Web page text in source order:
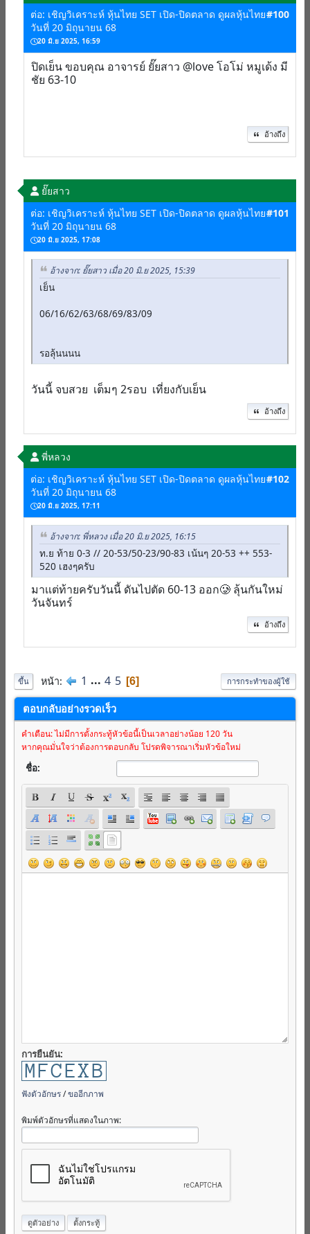
ต่อ: เชิญวิเคราะห์ หุ้นไทย SET เปิด-ปิดตลาด ดูผลหุ้นไทย
วันที่ 20 มิถุนายน 68
20 มิ.ย 2025, 16:59
#100
ปิดเย็น ขอบคุณ อาจารย์ ยั๊ยสาว @love โอโม่ หมูเด้ง มี
ชัย 63-10
อ้างถึง
ยั๊ยสาว
ต่อ: เชิญวิเคราะห์ หุ้นไทย SET เปิด-ปิดตลาด ดูผลหุ้นไทย
วันที่ 20 มิถุนายน 68
20 มิ.ย 2025, 17:08
#101
อ้างจาก: ยั๊ยสาว เมื่อ 20 มิ.ย 2025, 15:39
เย็น
06/16/62/63/68/69/83/09
รอลุ้นนนน
วันนี้ จบสวย เต็มๆ 2รอบ เที่ยงกับเย็น
อ้างถึง
พี่หลวง
ต่อ: เชิญวิเคราะห์ หุ้นไทย SET เปิด-ปิดตลาด ดูผลหุ้นไทย
วันที่ 20 มิถุนายน 68
20 มิ.ย 2025, 17:11
#102
อ้างจาก: พี่หลวง เมื่อ 20 มิ.ย 2025, 16:15
ท.ย ท้าย 0-3 // 20-53/50-23/90-83 เน้นๆ 20-53 ++ 553-
520 เฮงๆครับ
มาเเต่ท้ายครับวันนี้ ดันไปตัด 60-13 ออก🥲 ลุ้นกันใหม่
วันจันทร์
อ้างถึง
ขึ้น หน้า 1 ... 4 5 6 การกระทำของผู้ใช้
ตอบกลับอย่างรวดเร็ว
คำเตือน: ไม่มีการตั้งกระทู้หัวข้อนี้เป็นเวลาอย่างน้อย 120 วัน
หากคุณมั่นใจว่าต้องการตอบกลับ โปรดพิจารณาเริ่มหัวข้อใหม่
ชื่อ:
การยืนยัน:
ฟังตัวอักษร/ขออีกภาพ
พิมพ์ตัวอักษรที่แสดงในภาพ: